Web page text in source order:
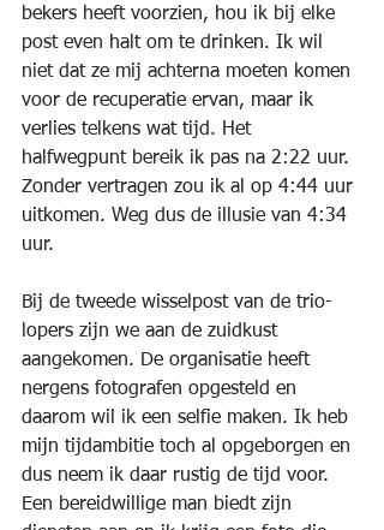
bekers heeft voorzien, hou ik bij elke
post even halt om te drinken. Ik wil
niet dat ze mij achterna moeten komen
voor de recuperatie ervan, maar ik
verlies telkens wat tijd. Het
halfwegpunt bereik ik pas na 2:22 uur.
Zonder vertragen zou ik al op 4:44 uur
uitkomen. Weg dus de illusie van 4:34
uur.
Bij de tweede wisselpost van de trio-
lopers zijn we aan de zuidkust
aangekomen. De organisatie heeft
nergens fotografen opgesteld en
daarom wil ik een selfie maken. Ik heb
mijn tijdambitie toch al opgeborgen en
dus neem ik daar rustig de tijd voor.
Een bereidwillige man biedt zijn